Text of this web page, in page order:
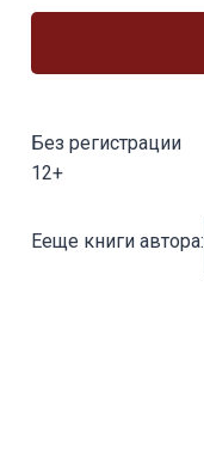
Без регистрации
12+
записи:
Ееще книги автора: